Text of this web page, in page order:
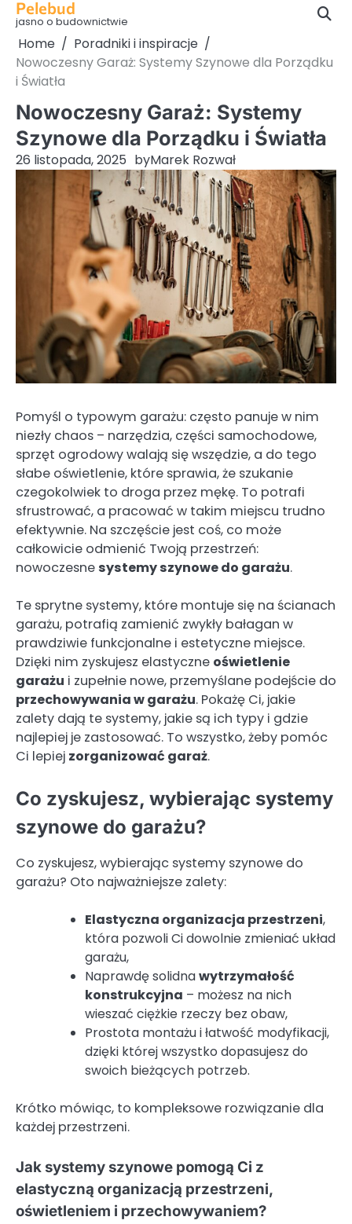
Skip
content
Pelebud
jasno o budownictwie
Home
Poradniki i inspiracje
Nowoczesny Garaż: Systemy Szynowe dla Porządku
i Światła
Nowoczesny Garaż: Systemy
Szynowe dla Porządku i Światła
26 listopada, 2025 byMarek Rozwał
Pomyśl o typowym garażu: często panuje w nim
niezły chaos – narzędzia, części samochodowe,
sprzęt ogrodowy walają się wszędzie, a do tego
słabe oświetlenie, które sprawia, że szukanie
czegokolwiek to droga przez mękę. To potrafi
sfrustrować, a pracować w takim miejscu trudno
efektywnie. Na szczęście jest coś, co może
całkowicie odmienić Twoją przestrzeń:
nowoczesne systemy szynowe do garażu.
Te sprytne systemy, które montuje się na ścianach
garażu, potrafią zamienić zwykły bałagan w
prawdziwie funkcjonalne i estetyczne miejsce.
Dzięki nim zyskujesz elastyczne oświetlenie
garażu i zupełnie nowe, przemyślane podejście do
przechowywania w garażu. Pokażę Ci, jakie
zalety dają te systemy, jakie są ich typy i gdzie
najlepiej je zastosować. To wszystko, żeby pomóc
Ci lepiej zorganizować garaż.
Co zyskujesz, wybierając systemy
szynowe do garażu?
Co zyskujesz, wybierając systemy szynowe do
garażu? Oto najważniejsze zalety:
Elastyczna organizacja przestrzeni,
która pozwoli Ci dowolnie zmieniać układ
garażu,
Naprawdę solidnawytrzymałość
konstrukcyjna – możesz na nich
wieszać ciężkie rzeczy bez obaw,
Prostota montażu i łatwość modyfikacji,
dzięki której wszystko dopasujesz do
swoich bieżących potrzeb.
Krótko mówiąc, to kompleksowe rozwiązanie dla
każdej przestrzeni.
Jak systemy szynowe pomogą Ci z
elastyczną organizacją przestrzeni,
oświetleniem i przechowywaniem?